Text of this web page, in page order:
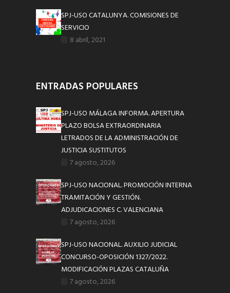
SPJ-USO CATALUNYA. COMISIONES DE
SERVICIO
8 abril, 2021
ENTRADAS POPULARES
SPJ-USO MÁLAGA INFORMA. APERTURA
PLAZO BOLSA EXTRAORDINARIA
LETRADOS DE LA ADMINISTRACIÓN DE
JUSTICIA SUSTITUTOS
7 agosto, 2026
SPJ-USO NACIONAL. PROMOCIÓN INTERNA
TRAMITACIÓN Y GESTIÓN.
ADJUDICACIONES C. VALENCIANA
7 agosto, 2026
SPJ-USO NACIONAL. AUXILIO JUDICIAL
CONCURSO-OPOSICIÓN 1327/2022.
MODIFICACIÓN PLAZAS CATALUÑA
7 agosto, 2026